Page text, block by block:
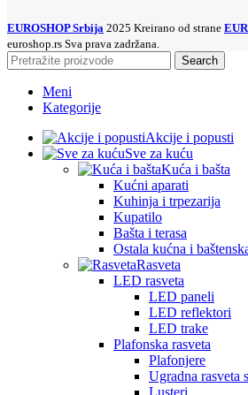
EUROSHOP Srbija 2025 Kreirano od strane
euroshop.rs Sva prava zadržana.
Search
Meni
Kategorije
Akcije i popusti
Sve za kuću
Kuća i bašta
Kućni aparati
Kuhinja i trpezarija
Kupatilo
Bašta i terasa
Ostala kućna i
Rasveta
LED rasveta
LED paneli
LED reflektori
LED trake
Plafonska rasveta
Plafonjere
Ugradna rasveta
Lusteri